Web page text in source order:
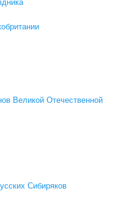
Великой Отечественной
Сибиряков